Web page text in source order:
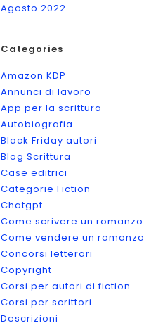
Agosto 2022
Categories
Amazon KDP
Annunci di lavoro
App per la scrittura
Autobiografia
Black Friday autori
Blog Scrittura
Case editrici
Categorie Fiction
Chatgpt
Come scrivere un romanzo
Come vendere un romanzo
Concorsi letterari
Copyright
Corsi per autori di fiction
Corsi per scrittori
Descrizioni